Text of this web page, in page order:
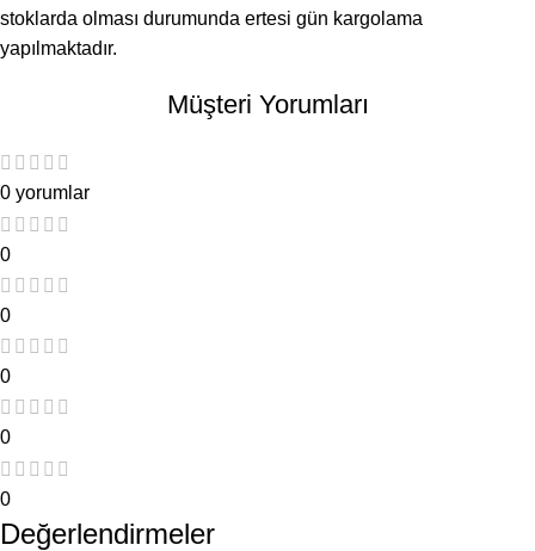
stoklarda olması durumunda ertesi gün kargolama
yapılmaktadır.
Müşteri Yorumları
0 yorumlar
0
0
0
0
0
Değerlendirmeler